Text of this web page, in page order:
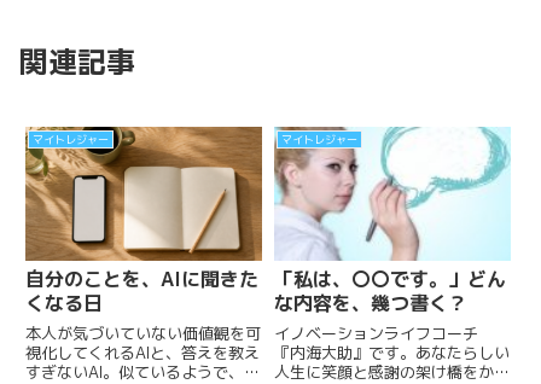
関連記事
マイトレジャー
自分のことを、AIに聞きた
くなる日
本人が気づいていない価値観を可
視化してくれるAIと、答えを教え
すぎないAI。似ているようで、残
マイトレジャー
「私は、〇〇です。」どん
な内容を、幾つ書く？
イノベーションライフコーチ
『内海大助』です。あなたらしい
人生に笑顔と感謝の架け橋をかけ